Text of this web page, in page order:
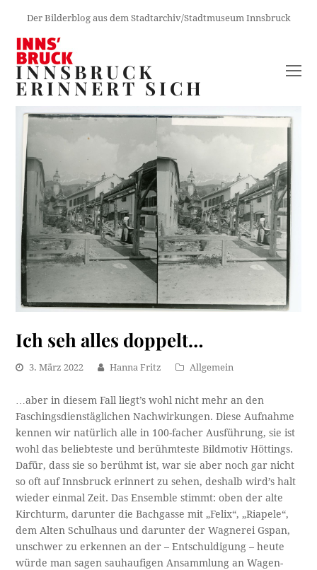
Der Bilderblog aus dem Stadtarchiv/Stadtmuseum Innsbruck
INNSBRUCK
ERINNERT SICH
Ich seh alles doppelt…
3. März 2022 Hanna Fritz Allgemein
…aber in diesem Fall liegt’s wohl nicht mehr an den
Faschingsdienstäglichen Nachwirkungen. Diese Aufnahme
kennen wir natürlich alle in 100-facher Ausführung, sie ist
wohl das beliebteste und berühmteste Bildmotiv Höttings.
Dafür, dass sie so berühmt ist, war sie aber noch gar nicht
so oft auf Innsbruck erinnert zu sehen, deshalb wird’s halt
wieder einmal Zeit. Das Ensemble stimmt: oben der alte
Kirchturm, darunter die Bachgasse mit „Felix“, „Riapele“,
dem Alten Schulhaus und darunter der Wagnerei Gspan,
unschwer zu erkennen an der – Entschuldigung – heute
würde man sagen sauhaufigen Ansammlung an Wagen-